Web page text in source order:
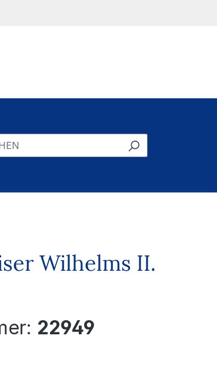
Wilhelms II.
22949